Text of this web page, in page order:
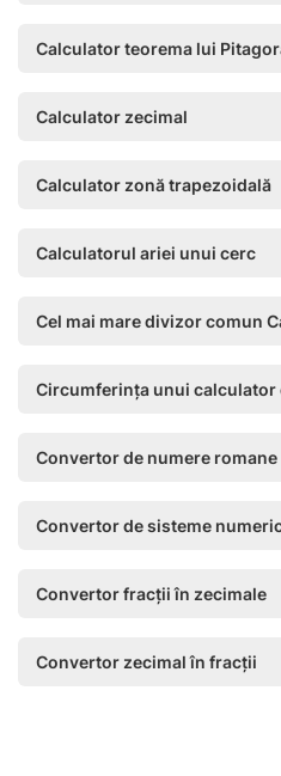
Calculator teorema lui
Calculator zecimal
Calculator zonă trapezoidală
Calculatorul ariei unui cerc
Cel mai mare divizor comun
Circumferința unui calculator
Convertor de numere romane
Convertor de sisteme
Convertor fracții în zecimale
Convertor zecimal în fracții